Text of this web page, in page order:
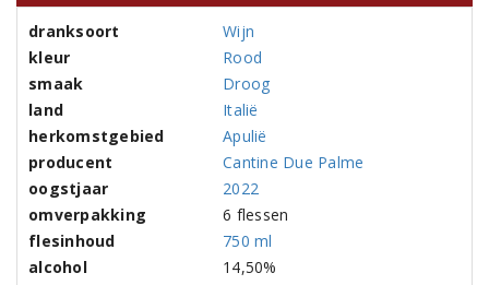
dranksoort
Wijn
kleur
Rood
smaak
Droog
land
Italië
herkomstgebied
Apulië
producent
Cantine Due Palme
oogstjaar
2022
omverpakking
6 flessen
flesinhoud
750 ml
alcohol
14,50%